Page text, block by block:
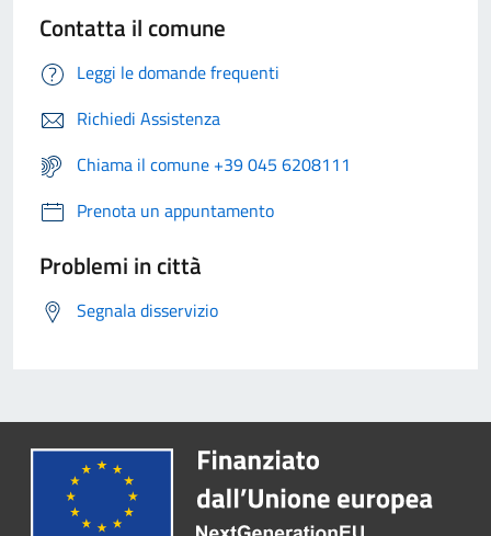
Contatta il comune
Leggi le domande frequenti
Richiedi Assistenza
Chiama il comune +39 045 6208111
Prenota un appuntamento
Problemi in città
Segnala disservizio